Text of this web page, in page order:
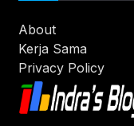
About
Kerja Sama
Privacy Policy